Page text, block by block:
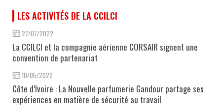
LES ACTIVITÉS DE LA CCILCI
27/07/2022
La CCILCI et la compagnie aérienne CORSAIR signent une
convention de partenariat
10/05/2022
Côte d’Ivoire : La Nouvelle parfumerie Gandour partage ses
expériences en matière de sécurité au travail